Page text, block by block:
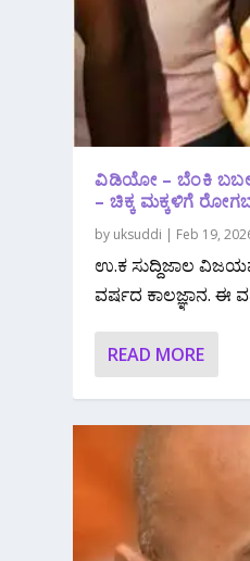
ವಿಡಿಯೋ‌ – ಬೆಂಕಿ
– ಚಿಕ್ಕ ಮಕ್ಕಳಿಗೆ
by uksuddi | Feb 19,
ಉ.ಕ ಸುದ್ದಿಜಾಲ
ವರ್ಷದ ಕಾಲಜ್ಞಾನ.‌ ಈ
READ MORE